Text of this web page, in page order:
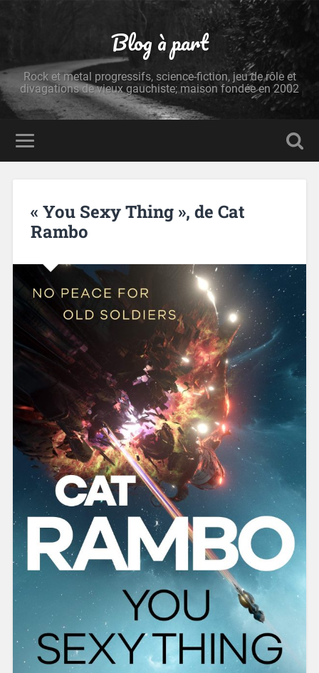
Blog à part
Rock et metal progressifs, science-fiction, jeu de rôle et
divagations de vieux gauchiste; maison fondée en 2002
« You Sexy Thing », de Cat
Rambo